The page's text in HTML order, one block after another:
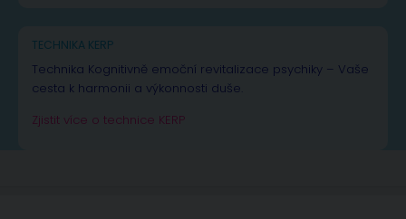
TECHNIKA KERP
Technika Kognitivně emoční revitalizace psychiky – Vaše
cesta k harmonii a výkonnosti duše.
Zjistit více o technice KERP